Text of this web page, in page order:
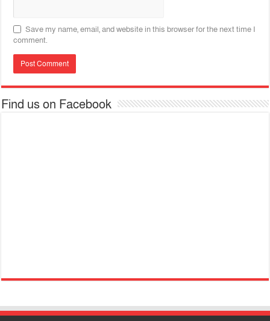
Save my name, email, and website in this browser for the next time I
comment.
Find us on Facebook